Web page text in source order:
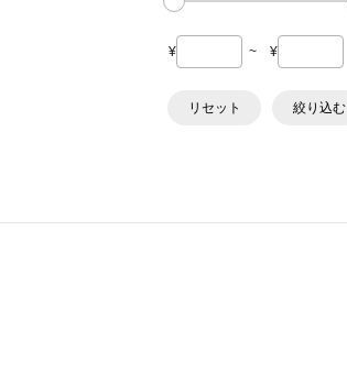
¥ ~ ¥
リセット 絞り込む